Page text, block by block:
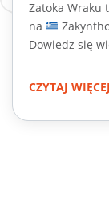
Zatoka Wraku
na
Dowiedz się
CZYTAJ